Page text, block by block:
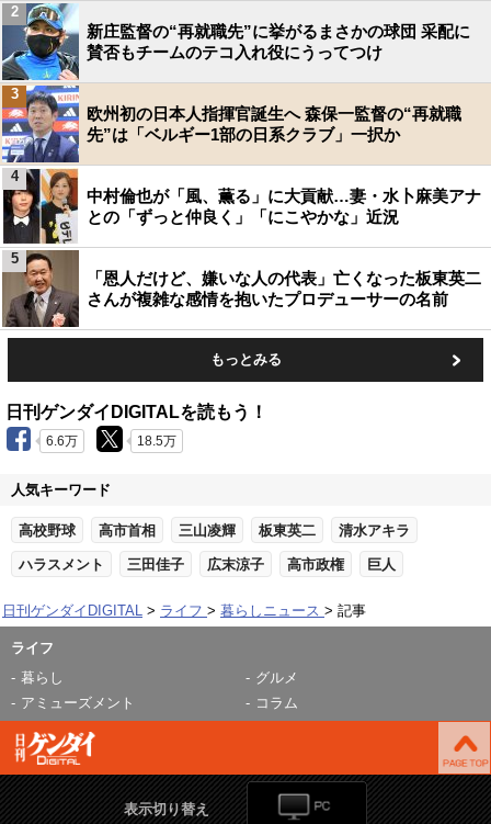
新庄監督の“再就職先”に挙がるまさかの球団 采配に
賛否もチームのテコ入れ役にうってつけ
2
欧州初の日本人指揮官誕生へ 森保一監督の“再就職
先”は「ベルギー1部の日系クラブ」一択か
3
中村倫也が「風、薫る」に大貢献…妻・水卜麻美アナ
との「ずっと仲良く」「にこやかな」近況
4
「恩人だけど、嫌いな人の代表」亡くなった板東英二
さんが複雑な感情を抱いたプロデューサーの名前
5
もっとみる
日刊ゲンダイDIGITALを読もう！
6.6万 18.5万
人気キーワード
高校野球 高市首相 三山凌輝 板東英二 清水アキラ
ハラスメント 三田佳子 広末涼子 高市政権 巨人
日刊ゲンダイDIGITAL ライフ 暮らしニュース 記事
ライフ
暮らし
グルメ
アミューズメント
コラム
表示切り替え